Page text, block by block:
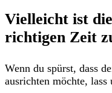
Vielleicht ist
richtigen Zeit
Wenn du spürst, dass
ausrichten möchte, lass